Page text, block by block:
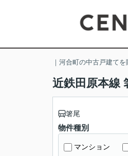
｜河合町の中古戸建て
近鉄田原本線
箸尾
物件種別
マンション